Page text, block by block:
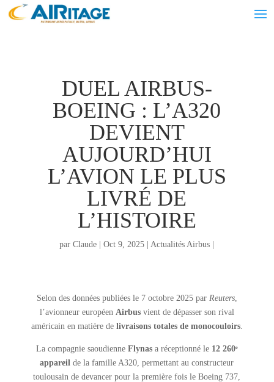
DUEL AIRBUS-
BOEING : L’A320
DEVIENT
AUJOURD’HUI
L’AVION LE PLUS
LIVRÉ DE
L’HISTOIRE
parClaude |Oct 9, 2025 |Actualités Airbus
Selon des données publiées le 7 octobre 2025 par Reuters,
l’avionneur européen Airbusvient de dépasser son rival
américain en matière delivraisons totales de monocouloirs.
La compagnie saoudienne Flynasa réceptionné le 12 260ᵉ
appareil de la famille A320, permettant au constructeur
toulousain de devancer pour la première fois le Boeing 737,